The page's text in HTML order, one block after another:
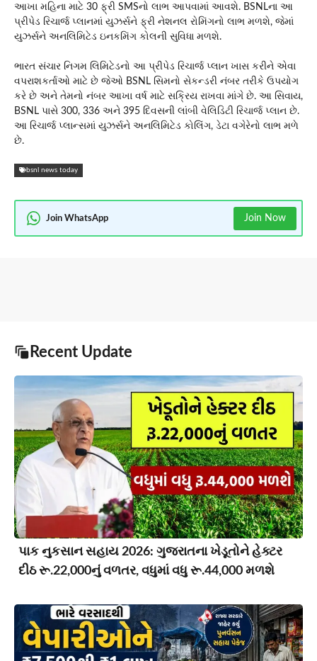
આખા મહિના માટે 30 ફ્રી SMSનો લાભ આપવામાં આવશે. BSNLના આ
પ્રીપેડ રિચાર્જ પ્લાનમાં યુઝર્સને ફ્રી નેશનલ રોમિંગનો લાભ મળશે, જેમાં
યુઝર્સને અનલિમિટેડ ઇનકમિંગ કોલની સુવિધા મળશે.
ભારત સંચાર નિગમ લિમિટેડનો આ પ્રીપેડ રિચાર્જ પ્લાન ખાસ કરીને એવા
વપરાશકર્તાઓ માટે છે જેઓ BSNL સિમનો સેકન્ડરી નંબર તરીકે ઉપયોગ
કરે છે અને તેમનો નંબર આખા વર્ષ માટે સક્રિય રાખવા માંગે છે. આ સિવાય,
BSNL પાસે 300, 336 અને 395 દિવસની લાંબી વેલિડિટી રિચાર્જ પ્લાન છે.
આ રિચાર્જ પ્લાન્સમાં યુઝર્સને અનલિમિટેડ કોલિંગ, ડેટા વગેરેનો લાભ મળે
છે.
bsnl news today
Join WhatsApp Join Now
Recent Update
પાક નુકસાન સહાય 2026: ગુજરાતના ખેડૂતોને હેક્ટર
દીઠ રૂ.22,000નું વળતર, વધુમાં વધુ રૂ.44,000 મળશે